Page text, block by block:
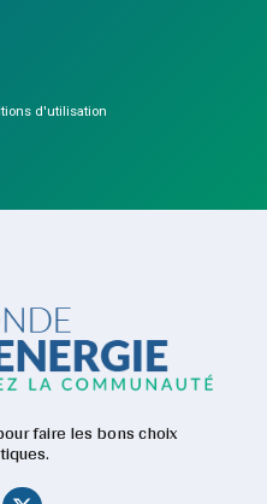
d'utilisation
faire les bons choix